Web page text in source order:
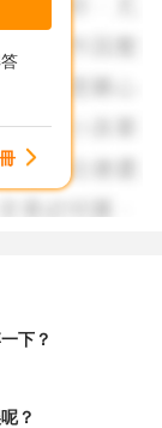
下？
？